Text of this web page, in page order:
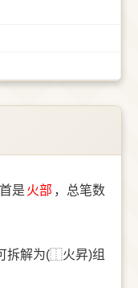
是 ⽕部 ，总笔数
拆解为(⿰火昇)组